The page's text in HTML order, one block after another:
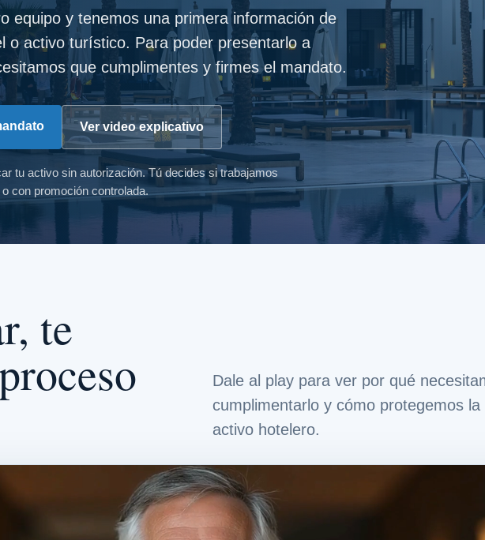
equipo y tenemos una primera información de
o activo turístico. Para poder presentarlo a
que cumplimentes y firmes el mandato.
Ver video explicativo
tu activo sin autorización. Tú decides si trabajamos
con promoción controlada.
te
Dale al play para ver por qué
cumplimentarlo y cómo protegemos
activo hotelero.